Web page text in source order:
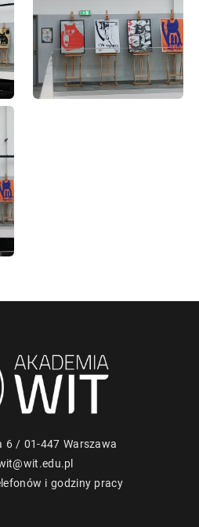
6 / 01-447 Warszawa
i godziny pracy